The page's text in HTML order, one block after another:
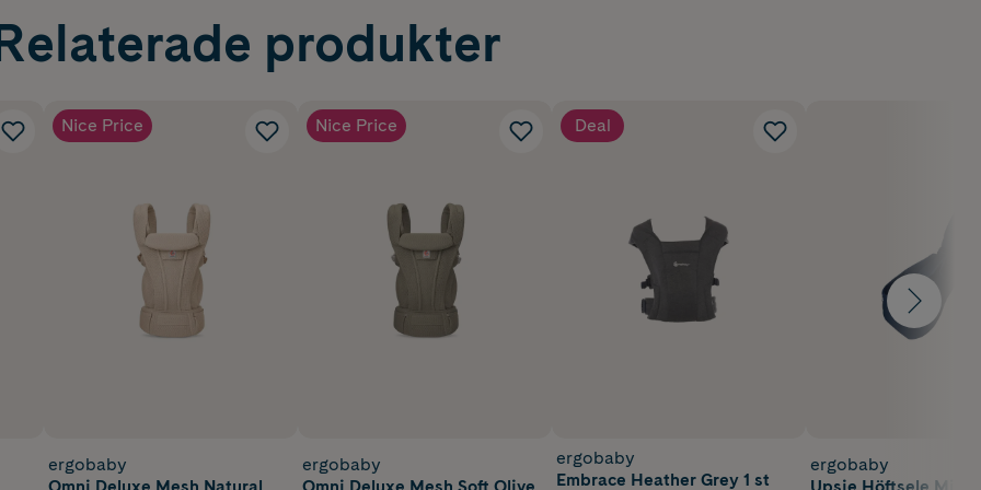
och AGR-certifierad för en hälsosam rygg.
produkter
Nice Price
ergobaby
Nice Price
ergobaby
Deal
ergobaby
Embrace Heather Grey 1 st
ergobaby